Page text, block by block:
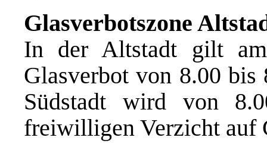
Glasverbotszone
In der Altstadt gilt
Glasverbot von 8.00 bis
Südstadt wird von
freiwilligen Verzicht auf